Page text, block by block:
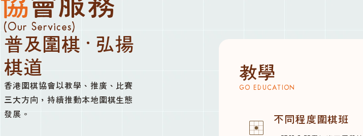
協會服務
(Our Services)
普及圍棋 · 弘揚
棋道
香港圍棋協會以教學、推廣、比賽
三大方向，持續推動本地圍棋生態
發展。
教學
GO EDUCATION
不同程度圍棋班